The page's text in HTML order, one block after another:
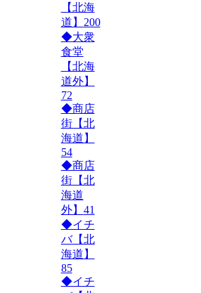
【北海
道】 200
◆大衆
食堂
【北海
道外】
72
◆商店
街【北
海道】
54
◆商店
街【北
海道
外】 41
◆イチ
バ【北
海道】
85
◆イチ